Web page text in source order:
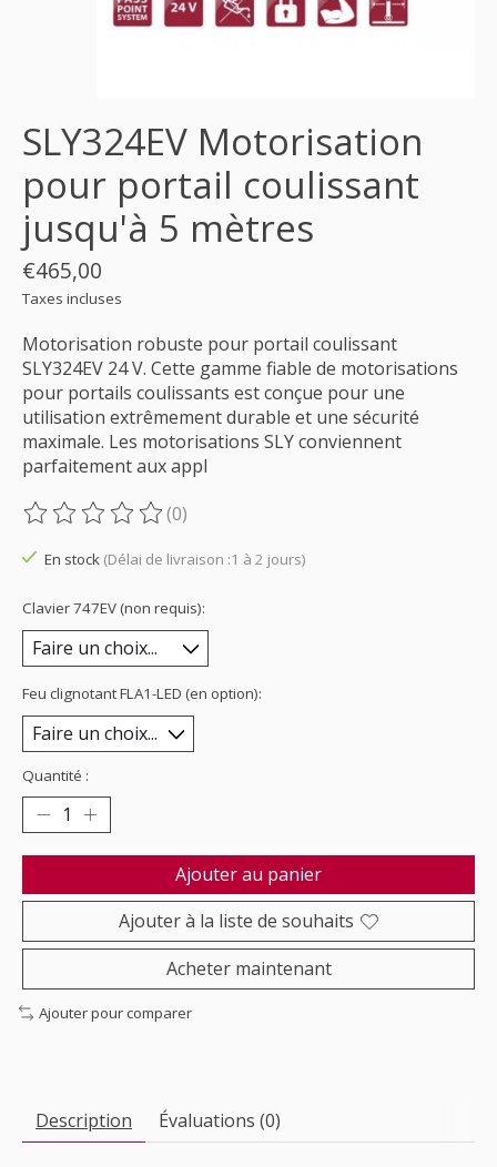
SLY324EV Motorisation
pour portail coulissant
jusqu'à 5 mètres
€465,00
Taxes incluses
Motorisation robuste pour portail coulissant
SLY324EV 24 V. Cette gamme fiable de motorisations
pour portails coulissants est conçue pour une
utilisation extrêmement durable et une sécurité
maximale. Les motorisations SLY conviennent
parfaitement aux appl
Ce produit est évalué à
(0)
En stock (Délai de livraison :1 à 2 jours)
Clavier 747EV (non requis):
Feu clignotant FLA1-LED (en option):
Quantité :
Ajouter au panier
Ajouter à la liste de souhaits
Acheter maintenant
Ajouter pour comparer
Description Évaluations (0)